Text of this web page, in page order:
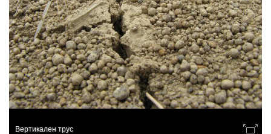
Вертикален трус